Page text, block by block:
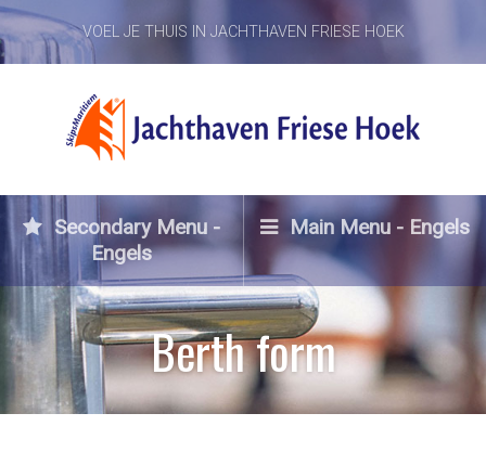
VOEL JE THUIS IN JACHTHAVEN FRIESE HOEK
Secondary Menu -
Engels
Main Menu - Engels
Berth form